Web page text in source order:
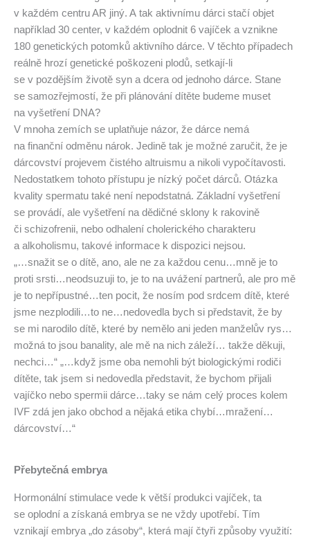
v každém centru AR jiný. A tak aktivnímu dárci stačí objet
například 30 center, v každém oplodnit 6 vajíček a vznikne
180 genetických potomků aktivního dárce. V těchto případech
reálně hrozí genetické poškozeni plodů, setkají-li
se v pozdějším životě syn a dcera od jednoho dárce. Stane
se samozřejmostí, že při plánování dítěte budeme muset
na vyšetření DNA?
V mnoha zemích se uplatňuje názor, že dárce nemá
na finanční odměnu nárok. Jedině tak je možné zaručit, že je
dárcovství projevem čistého altruismu a nikoli vypočítavosti.
Nedostatkem tohoto přístupu je nízký počet dárců. Otázka
kvality spermatu také není nepodstatná. Základní vyšetření
se provádí, ale vyšetření na dědičné sklony k rakovině
či schizofrenii, nebo odhalení cholerického charakteru
a alkoholismu, takové informace k dispozici nejsou.
„…snažit se o dítě, ano, ale ne za každou cenu…mně je to
proti srsti…neodsuzuji to, je to na uvážení partnerů, ale pro mě
je to nepřípustné…ten pocit, že nosím pod srdcem dítě, které
jsme nezplodili…to ne…nedovedla bych si představit, že by
se mi narodilo dítě, které by nemělo ani jeden manželův rys…
možná to jsou banality, ale mě na nich záleží… takže děkuji,
nechci…“ „…když jsme oba nemohli být biologickými rodiči
dítěte, tak jsem si nedovedla představit, že bychom přijali
vajíčko nebo spermii dárce…taky se nám celý proces kolem
IVF zdá jen jako obchod a nějaká etika chybí…mražení…
dárcovství…“
Přebytečná embrya
Hormonální stimulace vede k větší produkci vajíček, ta
se oplodní a získaná embrya se ne vždy upotřebí. Tím
vznikají embrya „do zásoby“, která mají čtyři způsoby využití: